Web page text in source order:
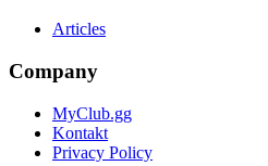
Articles
Company
MyClub.gg
Kontakt
Privacy Policy